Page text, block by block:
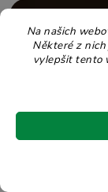
Na našich
Některé z
vylepšit tento
Shrnutí:
Ořechy
stravy,